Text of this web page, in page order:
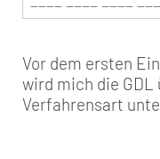
Vor dem ersten
wird mich die GDL
Verfahrensart